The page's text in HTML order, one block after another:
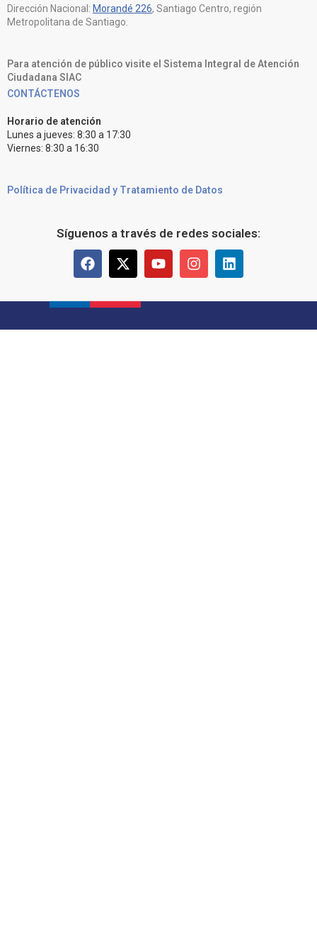
Dirección Nacional: Morandé 226, Santiago Centro, región
Metropolitana de Santiago.
Para atención de público visite el Sistema Integral de Atención
Ciudadana SIAC
CONTÁCTENOS
Horario de atención
Lunes a jueves: 8:30 a 17:30
Viernes: 8:30 a 16:30
Política de Privacidad y Tratamiento de Datos
Síguenos a través de redes sociales: